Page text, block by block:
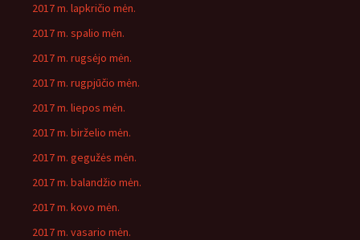
2017 m. lapkričio mėn.
2017 m. spalio mėn.
2017 m. rugsėjo mėn.
2017 m. rugpjūčio mėn.
2017 m. liepos mėn.
2017 m. birželio mėn.
2017 m. gegužės mėn.
2017 m. balandžio mėn.
2017 m. kovo mėn.
2017 m. vasario mėn.